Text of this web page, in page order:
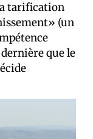
la tarification
(un
que le